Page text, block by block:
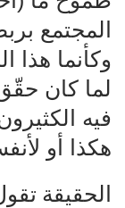
المجتمع
وكأنما
لما كان
فيه
هكذا أو
الحقيقة